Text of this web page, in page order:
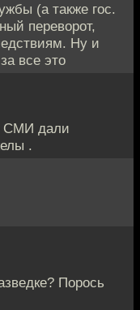
(а также гос.
переворот,
Ну и
все это
СМИ дали
.
Порось